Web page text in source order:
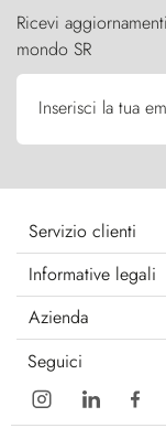
Ricevi
mondo SR
Inserisci la tua
Servizio clienti
Informative legali
Azienda
Seguici